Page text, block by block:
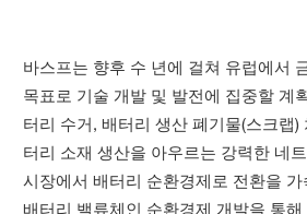
바스프는 향후 수 년에 걸쳐 유럽에서
목표로 기술 개발 및 발전에 집중할 계
터리 수거, 배터리 생산 폐기물(스크랩)
터리 소재 생산을 아우르는 강력한 네
시장에서 배터리 순환경제로 전환을
배터리 밸류체인 순환경제 개발을 통